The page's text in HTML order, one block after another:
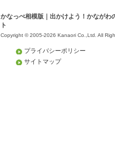
かなっぺ相模版｜出かけよう！かながわ
ト
Copyright © 2005-2026 Kanaori Co.,Ltd. All
プライバシーポリシー
サイトマップ